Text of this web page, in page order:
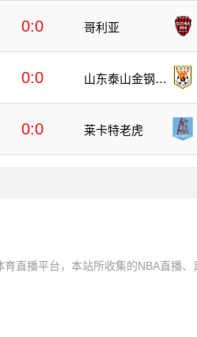
0:0 哥利亚
0:0
山东泰山金钢山
0:0 莱卡特老虎
直播平台，本站所收集的NBA直播